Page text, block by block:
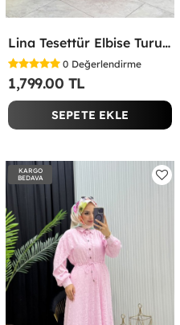
Lina Tesettür Elbise Turuncu Turuncu
0 Değerlendirme
1,799.00 TL
SEPETE EKLE
KARGO
BEDAVA